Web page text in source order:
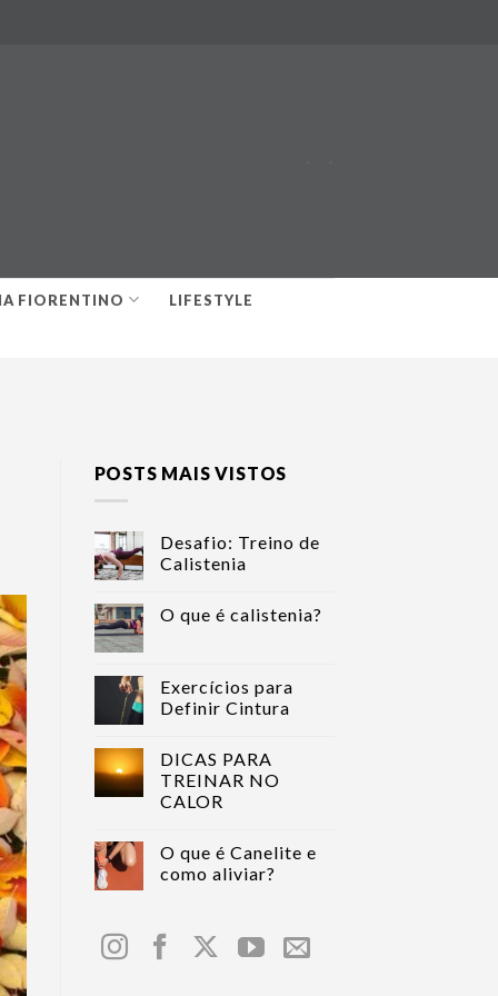
FIORENTINO LIFESTYLE
POSTS MAIS VISTOS
Desafio: Treino de
Calistenia
O que é calistenia?
Exercícios para
Definir Cintura
DICAS PARA
TREINAR NO
CALOR
O que é Canelite e
como aliviar?